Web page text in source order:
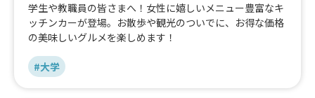
学生や教職員の皆さまへ！女性に嬉しいメニュー豊富なキ
ッチンカーが登場。お散歩や観光のついでに、お得な価格
の美味しいグルメを楽しめます！
#大学